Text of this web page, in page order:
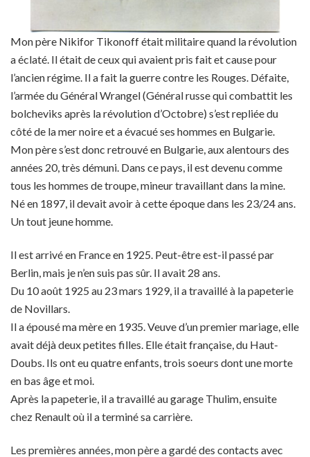
Mon père Nikifor Tikonoff était militaire quand la révolution
a éclaté. Il était de ceux qui avaient pris fait et cause pour
l’ancien régime. Il a fait la guerre contre les Rouges. Défaite,
l’armée du Général Wrangel (Général russe qui combattit les
bolcheviks après la révolution d’Octobre) s’est repliée du
côté de la mer noire et a évacué ses hommes en Bulgarie.
Mon père s’est donc retrouvé en Bulgarie, aux alentours des
années 20, très démuni. Dans ce pays, il est devenu comme
tous les hommes de troupe, mineur travaillant dans la mine.
Né en 1897, il devait avoir à cette époque dans les 23/24 ans.
Un tout jeune homme.
Il est arrivé en France en 1925. Peut-être est-il passé par
Berlin, mais je n’en suis pas sûr. Il avait 28 ans.
Du 10 août 1925 au 23 mars 1929, il a travaillé à la papeterie
de Novillars.
Il a épousé ma mère en 1935. Veuve d’un premier mariage, elle
avait déjà deux petites filles. Elle était française, du Haut-
Doubs. Ils ont eu quatre enfants, trois soeurs dont une morte
en bas âge et moi.
Après la papeterie, il a travaillé au garage Thulim, ensuite
chez Renault où il a terminé sa carrière.
Les premières années, mon père a gardé des contacts avec